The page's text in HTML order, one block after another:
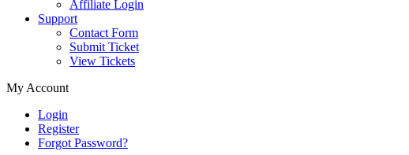
Affiliate Login
Support
Contact Form
Submit Ticket
View Tickets
My Account
Login
Register
Forgot Password?